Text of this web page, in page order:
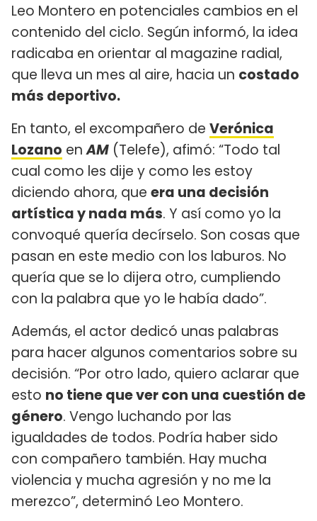
Leo Montero en potenciales cambios en el
contenido del ciclo. Según informó, la idea
radicaba en orientar al magazine radial,
que lleva un mes al aire, hacia un costado
más deportivo.
En tanto, el excompañero de Verónica
Lozano enAM (Telefe), afimó: “Todo tal
cual como les dije y como les estoy
diciendo ahora, que era una decisión
artística y nada más. Y así como yo la
convoqué quería decírselo. Son cosas que
pasan en este medio con los laburos. No
quería que se lo dijera otro, cumpliendo
con la palabra que yo le había dado”.
Además, el actor dedicó unas palabras
para hacer algunos comentarios sobre su
decisión. “Por otro lado, quiero aclarar que
esto no tiene que ver con una cuestión de
género. Vengo luchando por las
igualdades de todos. Podría haber sido
con compañero también. Hay mucha
violencia y mucha agresión y no me la
merezco”, determinó Leo Montero.